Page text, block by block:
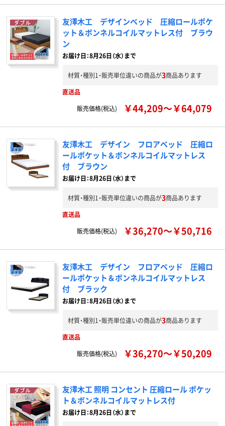
友澤木工 デザインベッド 圧縮ロールポケ
ット＆ボンネルコイルマットレス付 ブラウ
ン
お届け日：8月26日（水）まで
材質・種別1・販売単位違いの商品が3商品あります
直送品
販売価格(税込)
￥44,209～￥64,079
友澤木工 デザイン フロアベッド 圧縮ロ
ールポケット＆ボンネルコイルマットレス
付 ブラウン
お届け日：8月26日（水）まで
材質・種別1・販売単位違いの商品が3商品あります
直送品
販売価格(税込)
￥36,270～￥50,716
友澤木工 デザイン フロアベッド 圧縮ロ
ールポケット＆ボンネルコイルマットレス
付 ブラック
お届け日：8月26日（水）まで
材質・種別1・販売単位違いの商品が3商品あります
直送品
販売価格(税込)
￥36,270～￥50,209
友澤木工 照明 コンセント 圧縮ロール ポケッ
ト＆ボンネルコイルマットレス付
お届け日：8月26日（水）まで